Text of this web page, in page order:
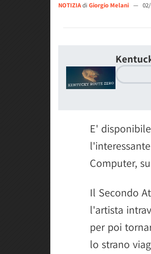
NOTIZIAdi Giorgio Melani —
E'
Computer,
Il Secondo
l'artista
per poi
lo strano